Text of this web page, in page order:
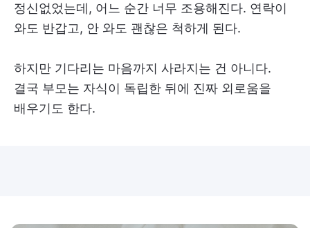
정신없었는데, 어느 순간 너무 조용해진다. 연락이
와도 반갑고, 안 와도 괜찮은 척하게 된다.
하지만 기다리는 마음까지 사라지는 건 아니다.
결국 부모는 자식이 독립한 뒤에 진짜 외로움을
배우기도 한다.